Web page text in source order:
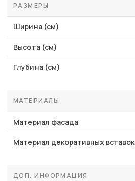
РАЗМЕРЫ
Ширина (см)
Высота (см)
Глубина (см)
МАТЕРИАЛЫ
Материал фасада
Материал декоративных вставок
ДОП. ИНФОРМАЦИЯ